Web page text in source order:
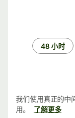
48 小时
我们使用真正的中
用。
了解更多